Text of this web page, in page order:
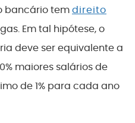
bancário temdireito
Em tal hipótese, o
deve ser equivalente a
maiores salários de
de 1% para cada ano